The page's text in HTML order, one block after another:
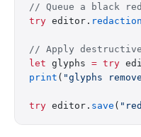
// Queue a black
try editor.
// Apply
let glyphs = try
print ( "glyphs
try editor. save (